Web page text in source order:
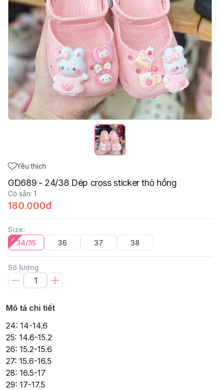
Yêu thích
GD689 - 24/38 Dép cross sticker thỏ hồng
Có sẵn: 1
180.000đ
Size:
34/35
36 37 38
Số lượng
Mô tả chi tiết
24: 14-14.6
25: 14.6-15.2
26: 15.2-15.6
27: 15.6-16.5
28: 16.5-17
29: 17-17.5